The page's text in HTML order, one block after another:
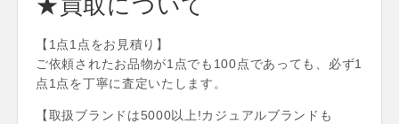
【1点1点をお見積り】
ご依頼されたお品物が1点でも100点であっても、必ず1
点1点を丁寧に査定いたします。
​【取扱ブランドは5000以上!カジュアルブランドも